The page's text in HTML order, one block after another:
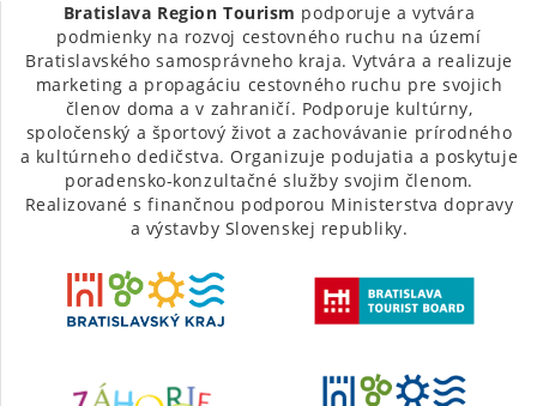
Bratislava Region Tourism podporuje a vytvára
podmienky na rozvoj cestovného ruchu na území
Bratislavského samosprávneho kraja. Vytvára a realizuje
marketing a propagáciu cestovného ruchu pre svojich
členov doma a v zahraničí. Podporuje kultúrny,
spoločenský a športový život a zachovávanie prírodného
a kultúrneho dedičstva. Organizuje podujatia a poskytuje
poradensko-konzultačné služby svojim členom.
Realizované s finančnou podporou Ministerstva dopravy
a výstavby Slovenskej republiky.